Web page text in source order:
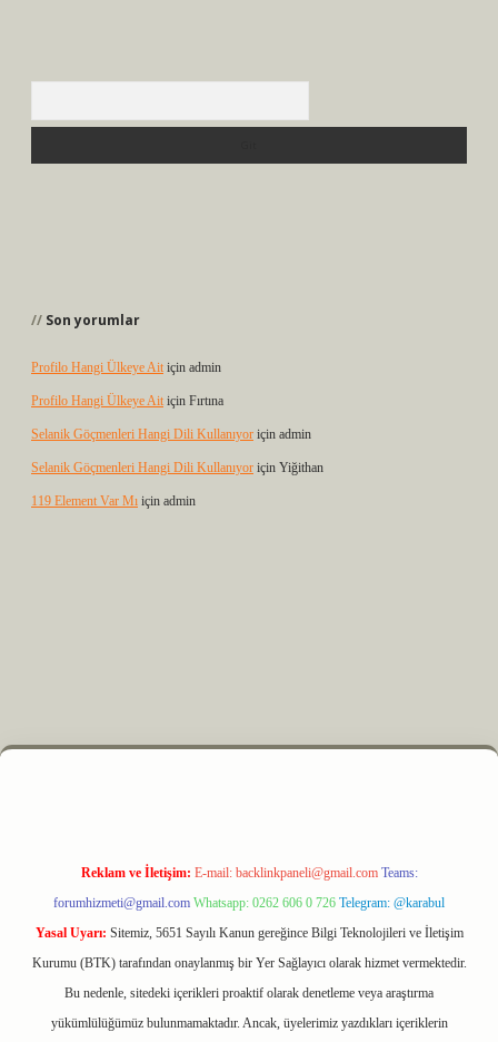
Son yorumlar
Profilo Hangi Ülkeye Ait için admin
Profilo Hangi Ülkeye Ait için Fırtına
Selanik Göçmenleri Hangi Dili Kullanıyor için admin
Selanik Göçmenleri Hangi Dili Kullanıyor için Yiğithan
119 Element Var Mı için admin
m elexbet
Reklam ve İletişim: E-mail: backlinkpaneli@gmail.com Teams:
forumhizmeti@gmail.com Whatsapp: 0262 606 0 726 Telegram: @karabul
Yasal Uyarı: Sitemiz, 5651 Sayılı Kanun gereğince Bilgi Teknolojileri ve İletişim
Kurumu (BTK) tarafından onaylanmış bir Yer Sağlayıcı olarak hizmet vermektedir.
Bu nedenle, sitedeki içerikleri proaktif olarak denetleme veya araştırma
yükümlülüğümüz bulunmamaktadır. Ancak, üyelerimiz yazdıkları içeriklerin